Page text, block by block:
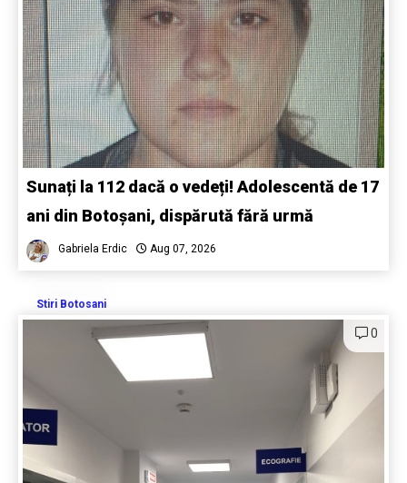
Sunați la 112 dacă o vedeți! Adolescentă de 17
ani din Botoșani, dispărută fără urmă
Gabriela Erdic Aug 07, 2026
Stiri Botosani
0